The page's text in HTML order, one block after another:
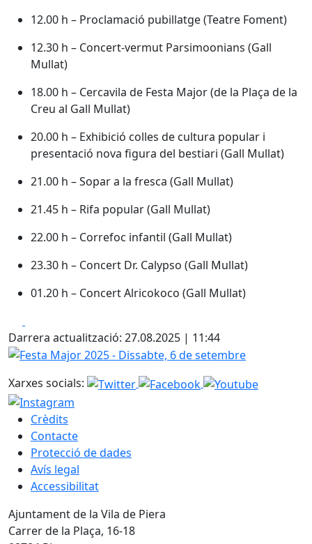
12.00 h – Proclamació pubillatge (Teatre Foment)
12.30 h – Concert-vermut Parsimoonians (Gall
Mullat)
18.00 h – Cercavila de Festa Major (de la Plaça de la
Creu al Gall Mullat)
20.00 h – Exhibició colles de cultura popular i
presentació nova figura del bestiari (Gall Mullat)
21.00 h – Sopar a la fresca (Gall Mullat)
21.45 h – Rifa popular (Gall Mullat)
22.00 h – Correfoc infantil (Gall Mullat)
23.30 h – Concert Dr. Calypso (Gall Mullat)
01.20 h – Concert Alricokoco (Gall Mullat)
Darrera actualització: 27.08.2025 | 11:44
Festa Major 2025 - Dissabte, 6 de setembre
Xarxes socials:
Crèdits
Contacte
Protecció de dades
Avís legal
Accessibilitat
Ajuntament de la Vila de Piera
Carrer de la Plaça, 16-18